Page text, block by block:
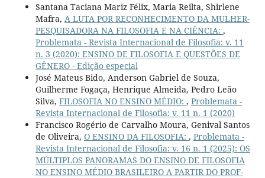
Santana Taciana Mariz Félix, Maria Reilta, Shirlene
Mafra, A LUTA POR RECONHECIMENTO DA MULHER-
PESQUISADORA NA FILOSOFIA E NA CIÊNCIA: ,
Problemata - Revista Internacional de Filosofia: v. 11
n. 3 (2020): ENSINO DE FILOSOFIA E QUESTÕES DE
GÊNERO - Edição especial
José Mateus Bido, Anderson Gabriel de Souza,
Guilherme Fogaça, Henrique Almeida, Pedro Leão
Silva, FILOSOFIA NO ENSINO MÉDIO: , Problemata -
Revista Internacional de Filosofia: v. 11 n. 1 (2020)
Francisco Rogério de Carvalho Moura, Genival Santos
de Oliveira, O ENSINO DA FILOSOFIA: , Problemata -
Revista Internacional de Filosofia: v. 16 n. 1 (2025): OS
MÚLTIPLOS PANORAMAS DO ENSINO DE FILOSOFIA
NO ENSINO MÉDIO BRASILEIRO A PARTIR DO PROF-